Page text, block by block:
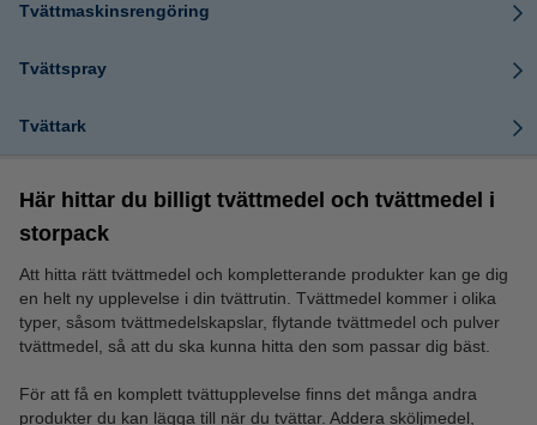
Tvättmaskinsrengöring
Tvättspray
Tvättark
Här hittar du billigt tvättmedel och tvättmedel i
storpack
Att hitta rätt tvättmedel och kompletterande produkter kan ge dig
en helt ny upplevelse i din tvättrutin. Tvättmedel kommer i olika
typer, såsom tvättmedelskapslar, flytande tvättmedel och pulver
tvättmedel, så att du ska kunna hitta den som passar dig bäst.
För att få en komplett tvättupplevelse finns det många andra
produkter du kan lägga till när du tvättar. Addera sköljmedel,